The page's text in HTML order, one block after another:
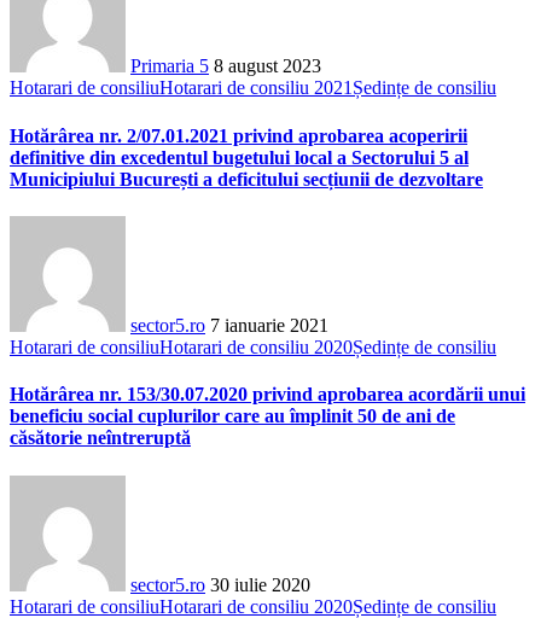
Primaria 5 8 august 2023
Hotarari de consiliuHotarari de consiliu 2021Ședințe de consiliu
Hotărârea nr. 2/07.01.2021 privind aprobarea acoperirii
definitive din excedentul bugetului local a Sectorului 5 al
Municipiului București a deficitului secțiunii de dezvoltare
sector5.ro 7 ianuarie 2021
Hotarari de consiliuHotarari de consiliu 2020Ședințe de consiliu
Hotărârea nr. 153/30.07.2020 privind aprobarea acordării unui
beneficiu social cuplurilor care au împlinit 50 de ani de
căsătorie neîntreruptă
sector5.ro 30 iulie 2020
Hotarari de consiliuHotarari de consiliu 2020Ședințe de consiliu